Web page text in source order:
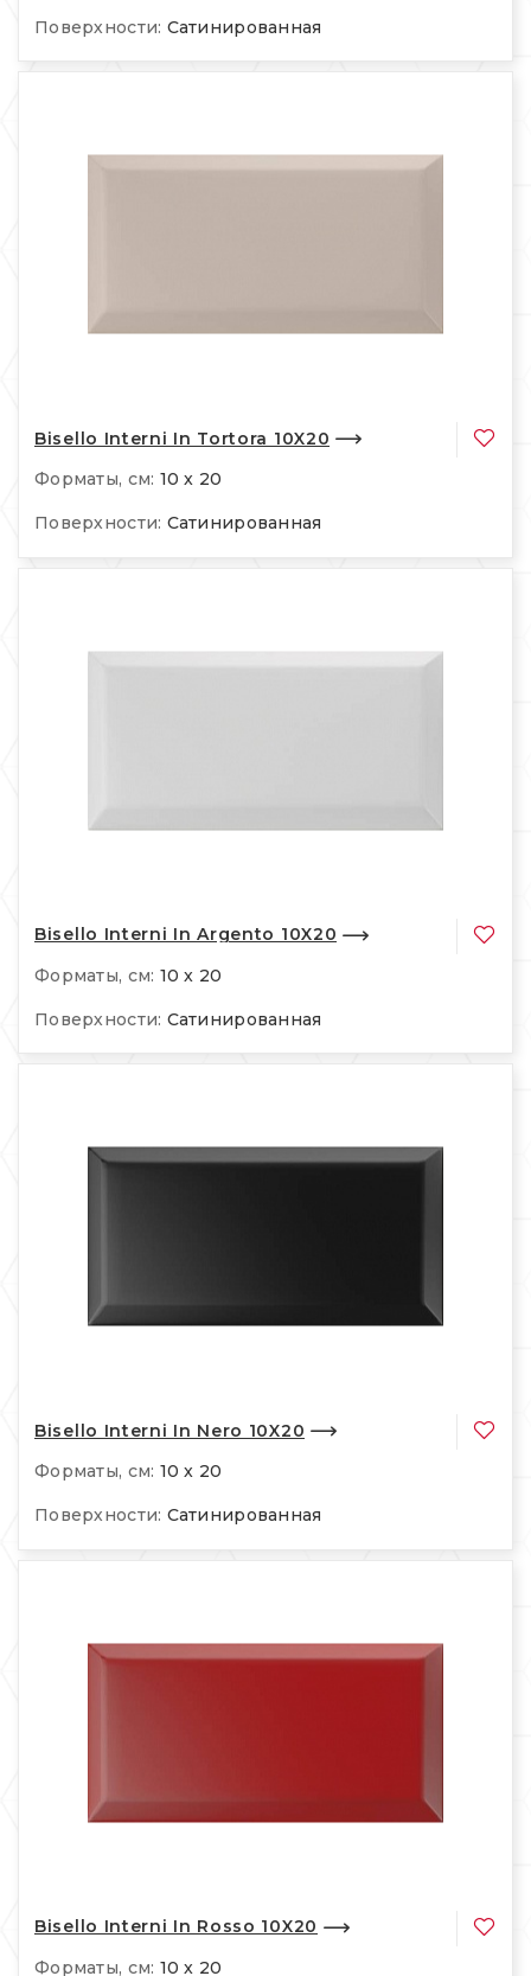
Поверхности: Сатинированная
Bisello Interni In Tortora 10X20
Форматы, см: 10 x 20
Поверхности: Сатинированная
Bisello Interni In Argento 10X20
Форматы, см: 10 x 20
Поверхности: Сатинированная
Bisello Interni In Nero 10X20
Форматы, см: 10 x 20
Поверхности: Сатинированная
Bisello Interni In Rosso 10X20
Форматы, см: 10 x 20